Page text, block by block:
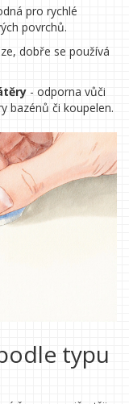
pro rychlé
povrchů.
dobře se používá
- odporna vůči
bazénů či koupelen.
typu